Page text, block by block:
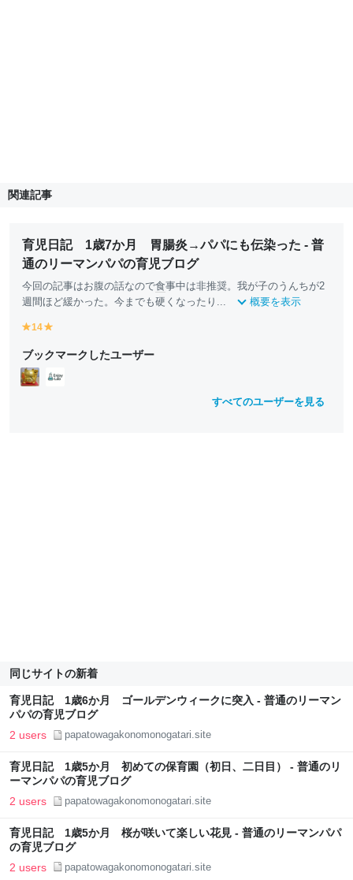
関連記事
育児日記 1歳7か月 胃腸炎→パパにも伝染った - 普
通のリーマンパパの育児ブログ
今回の記事はお腹の話なので食事中は非推奨。我が子のうんちが2
週間ほど緩かった。今までも硬くなったり...
概要を表示
y
ll
o
w
14
ll
o
ブックマークしたユーザー
すべてのユーザーを見る
同じサイトの新着
育児日記 1歳6か月 ゴールデンウィークに突入 - 普通のリーマン
パパの育児ブログ
2 users papatowagakonomonogatari.site
育児日記 1歳5か月 初めての保育園（初日、二日目） - 普通のリ
ーマンパパの育児ブログ
2 users papatowagakonomonogatari.site
育児日記 1歳5か月 桜が咲いて楽しい花見 - 普通のリーマンパパ
の育児ブログ
2 users papatowagakonomonogatari.site